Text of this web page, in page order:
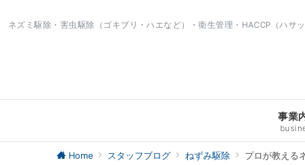
ネズミ駆除・害虫駆除（ゴキブリ・ハエなど）・衛生管理・HACCP（ハサ
事業
Home スタッフブログ ねずみ駆除 プロが教え